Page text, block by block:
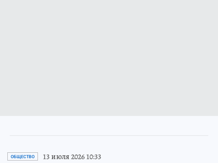
ОБЩЕСТВО 13 июля 2026 10:33